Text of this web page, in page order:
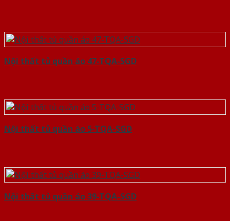
Nội thất tủ quần áo 47-TQA-SGD
Nội thất tủ quần áo 5-TQA-SGD
Nội thất tủ quần áo 39-TQA-SGD